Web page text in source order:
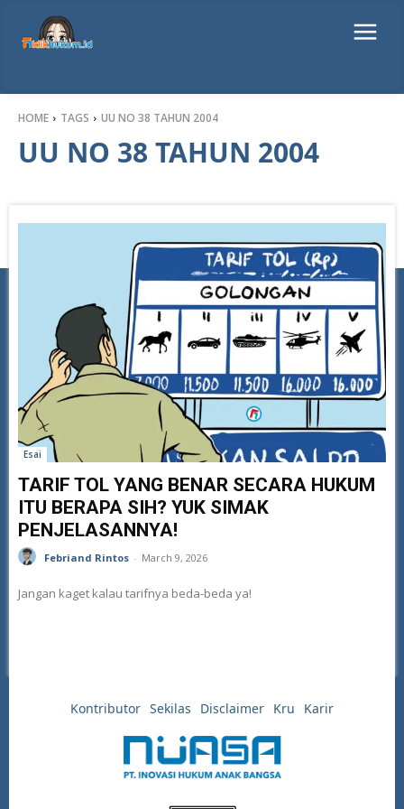
HOME TAGS UU NO 38 TAHUN 2004
UU NO 38 TAHUN 2004
Esai
TARIF TOL YANG BENAR SECARA HUKUM
ITU BERAPA SIH? YUK SIMAK
PENJELASANNYA!
Febriand Rintos - March 9, 2026
Jangan kaget kalau tarifnya beda-beda ya!
Kontributor Sekilas Disclaimer Kru Karir